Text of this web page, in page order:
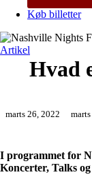
Køb billetter
Artikel
Hvad
marts 26, 2022
I programmet for
Koncerter, Talks